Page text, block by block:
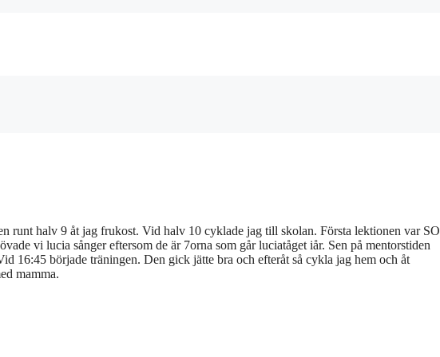
runt halv 9 åt jag frukost. Vid halv 10 cyklade jag till skolan. Första lektionen var SO
vi lucia sånger eftersom de är 7orna som går luciatåget iår. Sen på mentorstiden
16:45 började träningen. Den gick jätte bra och efteråt så cykla jag hem och åt
mamma.